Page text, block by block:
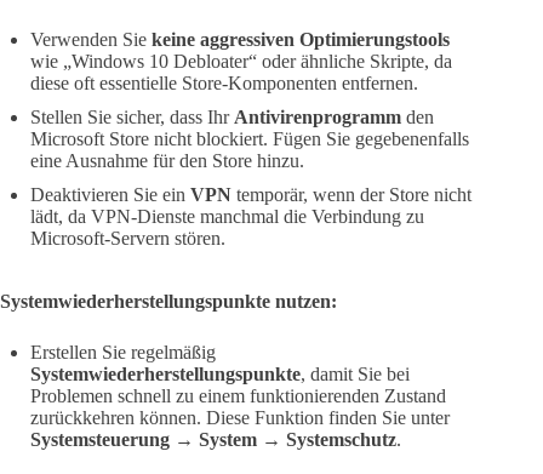
Verwenden Sie keine aggressiven Optimierungstools
wie „Windows 10 Debloater“ oder ähnliche Skripte, da
diese oft essentielle Store-Komponenten entfernen.
Stellen Sie sicher, dass Ihr Antivirenprogramm den
Microsoft Store nicht blockiert. Fügen Sie gegebenenfalls
eine Ausnahme für den Store hinzu.
Deaktivieren Sie ein VPN temporär, wenn der Store nicht
lädt, da VPN-Dienste manchmal die Verbindung zu
Microsoft-Servern stören.
Systemwiederherstellungspunkte nutzen:
Erstellen Sie regelmäßig
Systemwiederherstellungspunkte, damit Sie bei
Problemen schnell zu einem funktionierenden Zustand
zurückkehren können. Diese Funktion finden Sie unter
Systemsteuerung → System → Systemschutz.